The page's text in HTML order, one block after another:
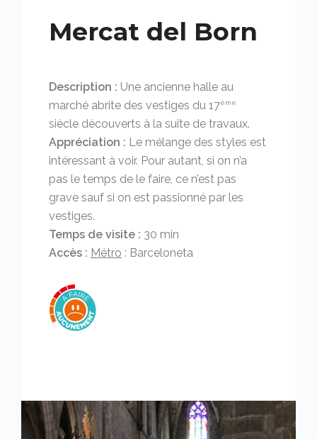
Mercat del Born
Description : Une ancienne halle au
marché abrite des vestiges du 17ème
siècle découverts à la suite de travaux.
Appréciation : Le mélange des styles est
intéressant à voir. Pour autant, si on n’a
pas le temps de le faire, ce n’est pas
grave sauf si on est passionné par les
vestiges.
Temps de visite : 30 min
Accès : Métro : Barceloneta